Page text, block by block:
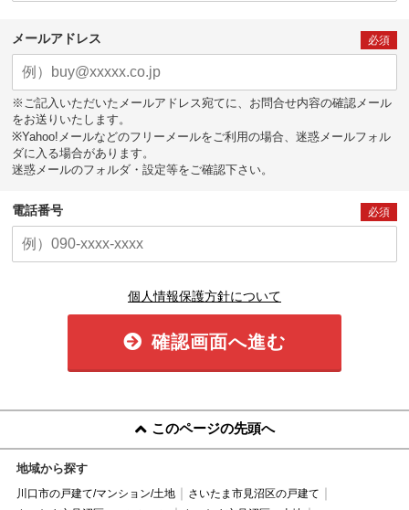
メールアドレス 必須
※ご記入いただいたメールアドレス宛てに、お問合せ内容の確認メール
をお送りいたします。
※Yahoo!メールなどのフリーメールをご利用の場合、迷惑メールフォル
ダに入る場合があります。
迷惑メールのフォルダ・設定等をご確認下さい。
電話番号 必須
個人情報保護方針について
確認画面へ進む
このページの先頭へ
地域から探す
川口市の戸建て/マンション/土地
さいたま市見沼区の戸建て